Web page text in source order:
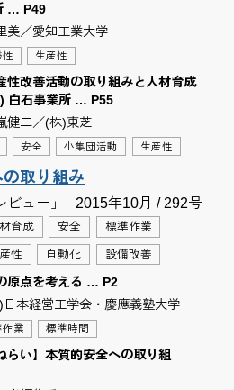
… P49
美／愛知工業大学
性 生産性
性改善活動の取り組みと人材育成
白石事業所 … P55
健二／(株)東芝
安全 小集団活動 生産性
取り組み
ュー」 2015年10月 / 292号
育成 安全 標準作業
性 自動化 設備改善
原点を考える … P2
本経営工学会・慶應義塾大学
作業 標準時間
らい】本質的安全への取り組